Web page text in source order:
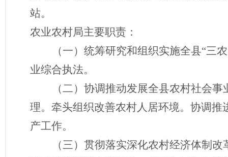
站。
农业农村局主要职责：
（一） 统筹研究和组织实施全县“三
业综合执法。
（二） 协调推动发展全县农村社会
理。牵头组织改善农村人居环境。协调
产工作。
（三） 贯彻落实深化农村经济体制